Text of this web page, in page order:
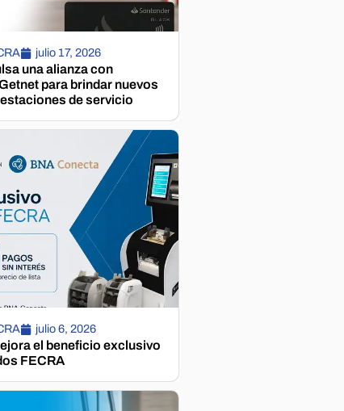
julio 17, 2026
una alianza con
para brindar nuevos
de servicio
julio 6, 2026
el beneficio exclusivo
FECRA